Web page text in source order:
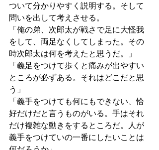
ついて分かりやすく説明する。そして
問いを出して考えさせる。
「俺の弟、次郎太が戦さで足に大怪我
をして、両足なくしてしまった。その
時次郎太は何を考えたと思うだ。」
「義足をつけて歩くと痛みが出やすい
ところが必ずある。それはどこだと思
う」
「義手をつけても何にもできない、恰
好だけだと言うものがいる。手はそれ
だけ複雑な動きをするところだ。人が
義手をつけていの一番にしたいことは